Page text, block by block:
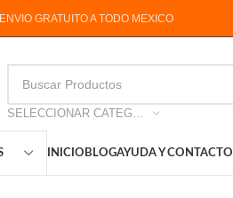
GRATUITO A TODO MEXICO
INICIO BLOGAYUDA Y CONTACTO